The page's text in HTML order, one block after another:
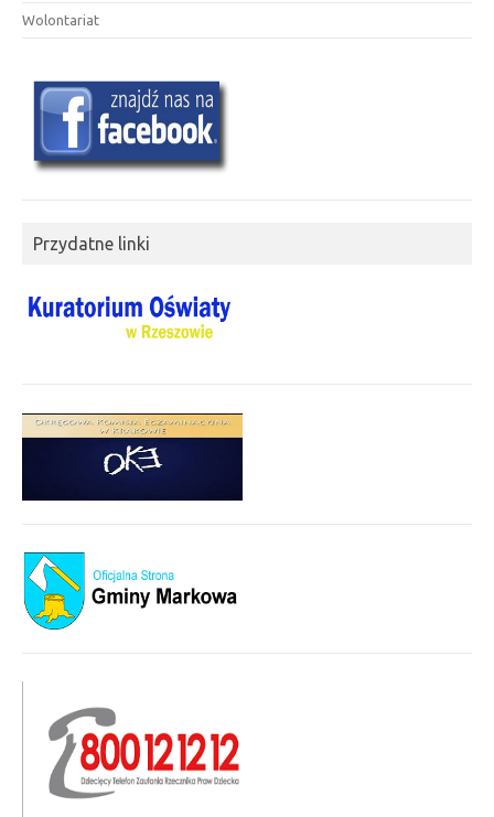
Wolontariat
Przydatne linki